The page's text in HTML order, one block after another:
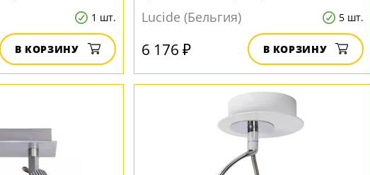
1 шт.
В КОРЗИНУ
Lucide (Бельгия)
5 шт.
6 176 ₽ В КОРЗИНУ